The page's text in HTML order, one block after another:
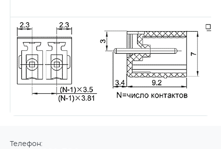
Телефон: